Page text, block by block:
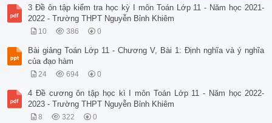
3 Đề ôn tập kiểm tra học kỳ I môn Toán Lớp 11 - Năm học 2021-
2022 - Trường THPT Nguyễn Bỉnh Khiêm
10 386 0
Bài giảng Toán Lớp 11 - Chương V, Bài 1: Định nghĩa và ý nghĩa
của đạo hàm
24 694 0
4 Đề cương ôn tập học kì I môn Toán Lớp 11 - Năm học 2022-
2023 - Trường THPT Nguyễn Bỉnh Khiêm
8 322 0